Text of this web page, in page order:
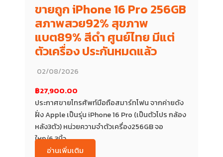
ขายถูก iPhone 16 Pro 256GB
สภาพสวย92% สุขภาพ
แบต89% สีดำ ศูนย์ไทย มีแต่
ตัวเครื่อง ประกันหมดแล้ว
02/08/2026
฿27,900.00
ประกาศขายโทรศัพท์มือถือสมาร์ทโฟน จากค่ายดัง
ฝั่ง Apple เป็นรุ่น iPhone 16 Pro (เป็นตัวโปร กล้อง
หลัง3ตัว) หน่วยความจำตัวเครื่อง256GB จอ
ใหญ่6.3นิ้ว...
อ่านเพิ่มเติม